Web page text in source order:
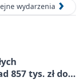
wydarzenia
857 tys. zł do